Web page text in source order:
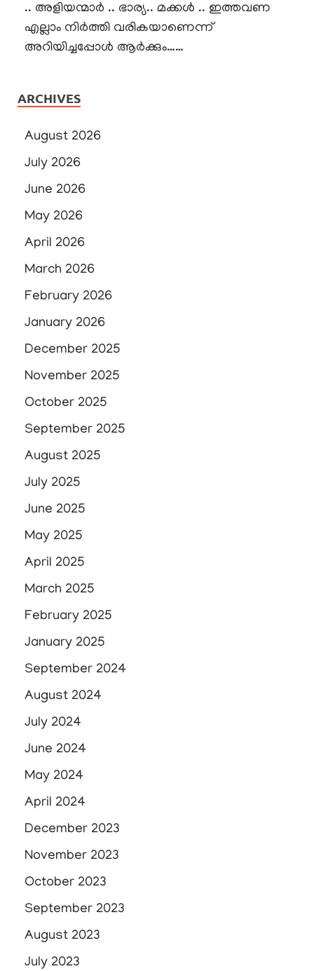
.. അളിയന്മാർ .. ഭാര്യ.. മക്കൾ .. ഇത്തവണ
എല്ലാം നിർത്തി വരികയാണെന്ന്
അറിയിച്ചപ്പോൾ ആർക്കും……
ARCHIVES
August 2026
July 2026
June 2026
May 2026
April 2026
March 2026
February 2026
January 2026
December 2025
November 2025
October 2025
September 2025
August 2025
July 2025
June 2025
May 2025
April 2025
March 2025
February 2025
January 2025
September 2024
August 2024
July 2024
June 2024
May 2024
April 2024
December 2023
November 2023
October 2023
September 2023
August 2023
July 2023